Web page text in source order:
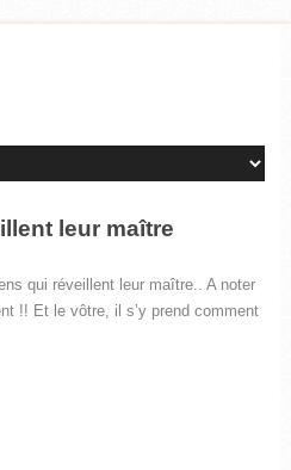
leur maître
qui réveillent leur maître.. A noter
!! Et le vôtre, il s’y prend comment